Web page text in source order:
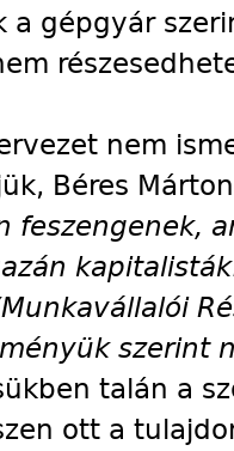
a gépgyár
nem
Béres
feszengenek,
szerint
talán a
ott a